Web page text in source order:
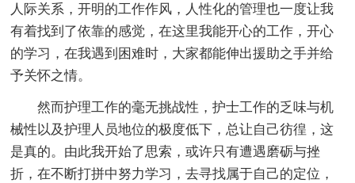
人际关系，开明的工作作风，人性化的管理也一度让我
有着找到了依靠的感觉，在这里我能开心的工作，开心
的学习，在我遇到困难时，大家都能伸出援助之手并给
予关怀之情。
然而护理工作的毫无挑战性，护士工作的乏味与机
械性以及护理人员地位的极度低下，总让自己彷徨，这
是真的。由此我开始了思索，或许只有遭遇磨砺与挫
折，在不断打拼中努力学习，去寻找属于自己的定位，